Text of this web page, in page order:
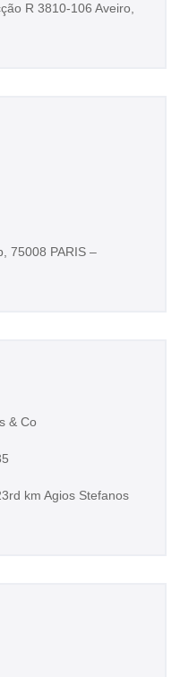
R 3810-106 Aveiro,
75008 PARIS –
& Co
km Agios Stefanos